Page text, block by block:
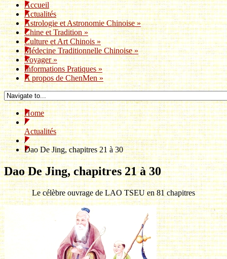
Accueil
Actualités
Astrologie et Astronomie Chinoise»
Chine et Tradition»
Culture et Art Chinois»
Médecine Traditionnelle Chinoise»
Voyager»
Informations Pratiques»
A propos de ChenMen»
Home
/
Actualités
/
Dao De Jing, chapitres 21 à 30
Dao De Jing, chapitres 21 à 30
Le célèbre ouvrage de LAO TSEU en 81 chapitres